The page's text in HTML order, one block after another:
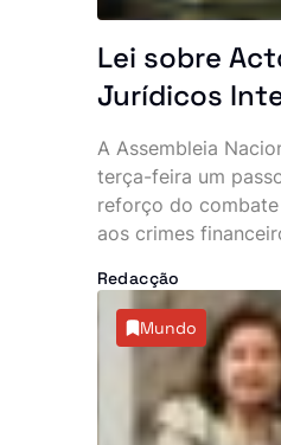
Lei sobre
Jurídicos
passa na
A Assembleia
terça-feira um
reforço do
aos crimes
Proposta de Lei
e Execução de
Internacionais. O
votos a favor,
quatro abstenções
competentes.
Redacção
Mundo